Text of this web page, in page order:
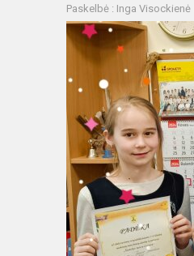
Paskelbė : Inga Visockienė